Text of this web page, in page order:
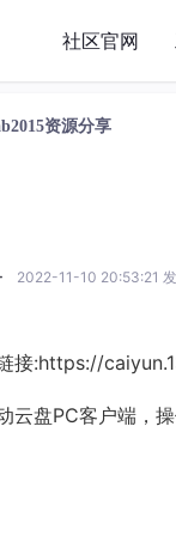
社区官网
资源分享
· 2022-11-10 20:53:21
接:https://
云盘PC客户端，